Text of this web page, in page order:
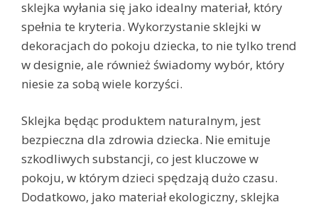
sklejka wyłania się jako idealny materiał, który
spełnia te kryteria. Wykorzystanie sklejki w
dekoracjach do pokoju dziecka, to nie tylko trend
w designie, ale również świadomy wybór, który
niesie za sobą wiele korzyści.
Sklejka będąc produktem naturalnym, jest
bezpieczna dla zdrowia dziecka. Nie emituje
szkodliwych substancji, co jest kluczowe w
pokoju, w którym dzieci spędzają dużo czasu.
Dodatkowo, jako materiał ekologiczny, sklejka